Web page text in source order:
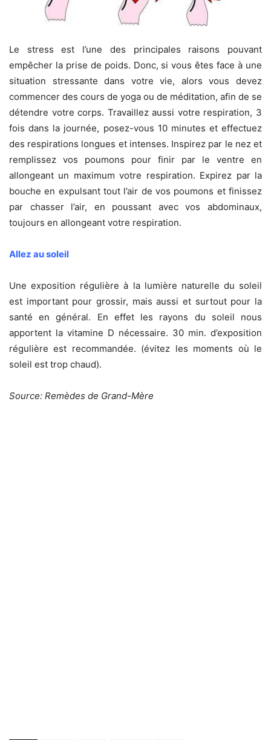
Le stress est l’une des principales raisons pouvant
empêcher la prise de poids. Donc, si vous êtes face à une
situation stressante dans votre vie, alors vous devez
commencer des cours de yoga ou de méditation, afin de se
détendre votre corps. Travaillez aussi votre respiration, 3
fois dans la journée, posez-vous 10 minutes et effectuez
des respirations longues et intenses. Inspirez par le nez et
remplissez vos poumons pour finir par le ventre en
allongeant un maximum votre respiration. Expirez par la
bouche en expulsant tout l’air de vos poumons et finissez
par chasser l’air, en poussant avec vos abdominaux,
toujours en allongeant votre respiration.
Allez au soleil
Une exposition régulière à la lumière naturelle du soleil
est important pour grossir, mais aussi et surtout pour la
santé en général. En effet les rayons du soleil nous
apportent la vitamine D nécessaire. 30 min. d’exposition
régulière est recommandée. (évitez les moments où le
soleil est trop chaud).
Source: Remèdes de Grand-Mère